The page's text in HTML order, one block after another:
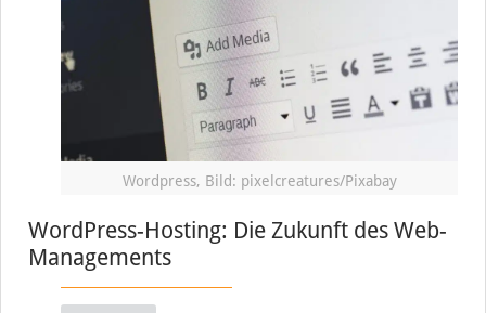
Wordpress, Bild: pixelcreatures/Pixabay
WordPress-Hosting: Die Zukunft des Web-
Managements